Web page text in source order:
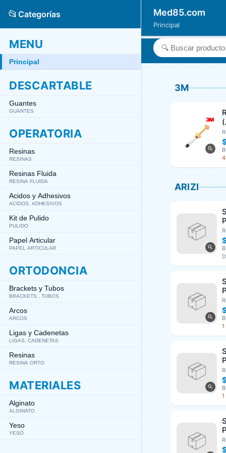
Med85.com
Principal
3M
ARIZI
📂 Categorías
MENU
Principal
DESCARTABLE
Guantes
GUANTES
OPERATORIA
Resinas
RESINAS
Resinas Fluida
RESINA FLUIDA
Acidos y Adhesivos
ACIDOS, ADHESIVOS
Kit de Pulido
PULIDO
Papel Articular
PAPEL ARTICULAR
ORTODONCIA
Brackets y Tubos
BRACKETS , TUBOS
Arcos
ARCOS
Ligas y Cadenetas
LIGAS, CADENETAS
Resinas
RESINA ORTO
MATERIALES
Alginato
ALGINATO
Yeso
YESO